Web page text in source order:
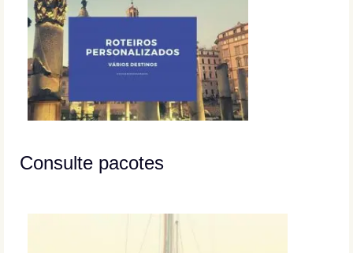
Consulte pacotes